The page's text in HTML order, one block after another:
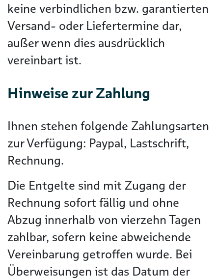
keine verbindlichen bzw. garantierten
Versand- oder Liefertermine dar,
außer wenn dies ausdrücklich
vereinbart ist.
Hinweise zur Zahlung
Ihnen stehen folgende Zahlungsarten
zur Verfügung: Paypal, Lastschrift,
Rechnung.
Die Entgelte sind mit Zugang der
Rechnung sofort fällig und ohne
Abzug innerhalb von vierzehn Tagen
zahlbar, sofern keine abweichende
Vereinbarung getroffen wurde. Bei
Überweisungen ist das Datum der